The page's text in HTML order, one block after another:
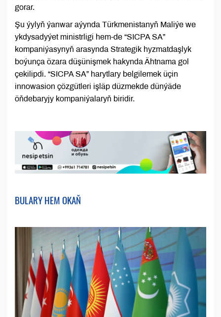
gorar.
Şu ýylyň ýanwar aýynda Türkmenistanyň Maliýe we
ykdysadyýet ministrligi hem-de “SICPA SA”
kompaniýasynyň arasynda Strategik hyzmatdaşlyk
boýunça özara düşünişmek hakynda Ähtnama gol
çekilipdi. “SICPA SA” harytlary belgilemek üçin
innowasion çözgütleri işläp düzmekde dünýäde
öňdebaryjy kompaniýalaryň biridir.
BULARY HEM OKAŇ